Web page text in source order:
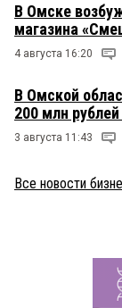
В Омске
магазина
4 августа 16:20
В Омской
200 млн
3 августа 11:43
Все новости